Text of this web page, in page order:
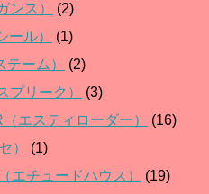
ンス）
(2)
ール）
(1)
ーム）
(2)
プリーク）
(3)
エスティローダー）
(16)
）
(1)
エチュードハウス）
(19)